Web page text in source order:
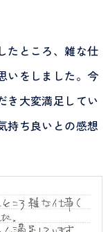
たところ、雑な仕
いをしました。今
き大変満足してい
持ち良いとの感想